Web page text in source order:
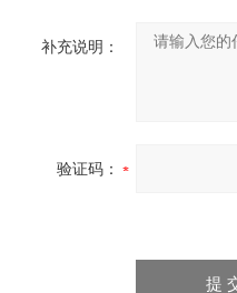
补充说明：
验证码：